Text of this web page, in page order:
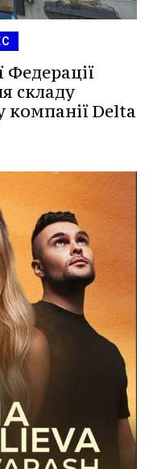
Федерації
складу
компанії Delta